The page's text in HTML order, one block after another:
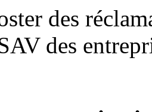
des
des